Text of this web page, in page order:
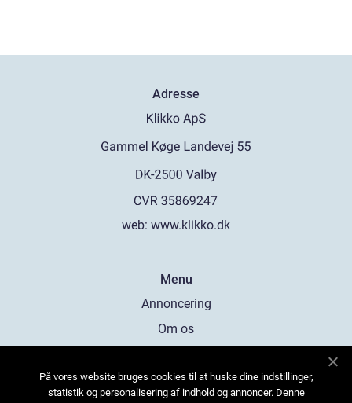
Adresse
web: www.klikko.dk
Menu
Annoncering
Om os
Kontakt os
På vores website bruges cookies til at huske dine indstillinger,
statistik og personalisering af indhold og annoncer. Denne